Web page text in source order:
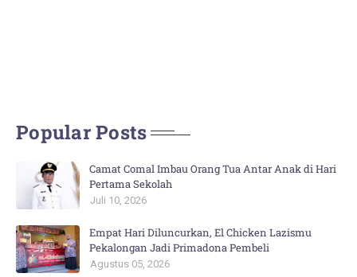
Popular Posts
Camat Comal Imbau Orang Tua Antar Anak di Hari
Pertama Sekolah
Juli 10, 2026
Empat Hari Diluncurkan, El Chicken Lazismu
Pekalongan Jadi Primadona Pembeli
Agustus 05, 2026